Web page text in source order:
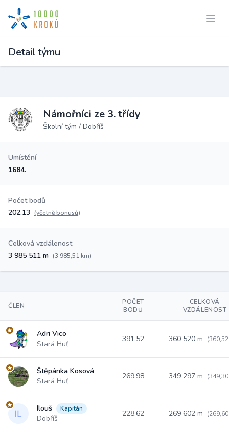
Detail týmu
Námořníci ze 3. třídy
Školní tým / Dobříš
Umístění
1684.
Počet bodů
202.13 (včetně bonusů)
Celková vzdálenost
3 985 511 m (3 985,51 km)
ČLEN
POČET
BODŮ
CELKOVÁ
VZDÁLENOST
Adri Vico
Stará Huť
391.52 360 520 m
Štěpánka Kosová
Stará Huť
269.98 349 297 m
Ilouš Kapitán
Dobříš
228.62 269 602 m